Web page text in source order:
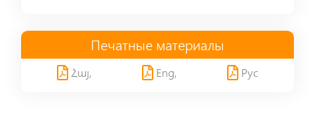
Печатные материалы
Հայ, Eng, Рус